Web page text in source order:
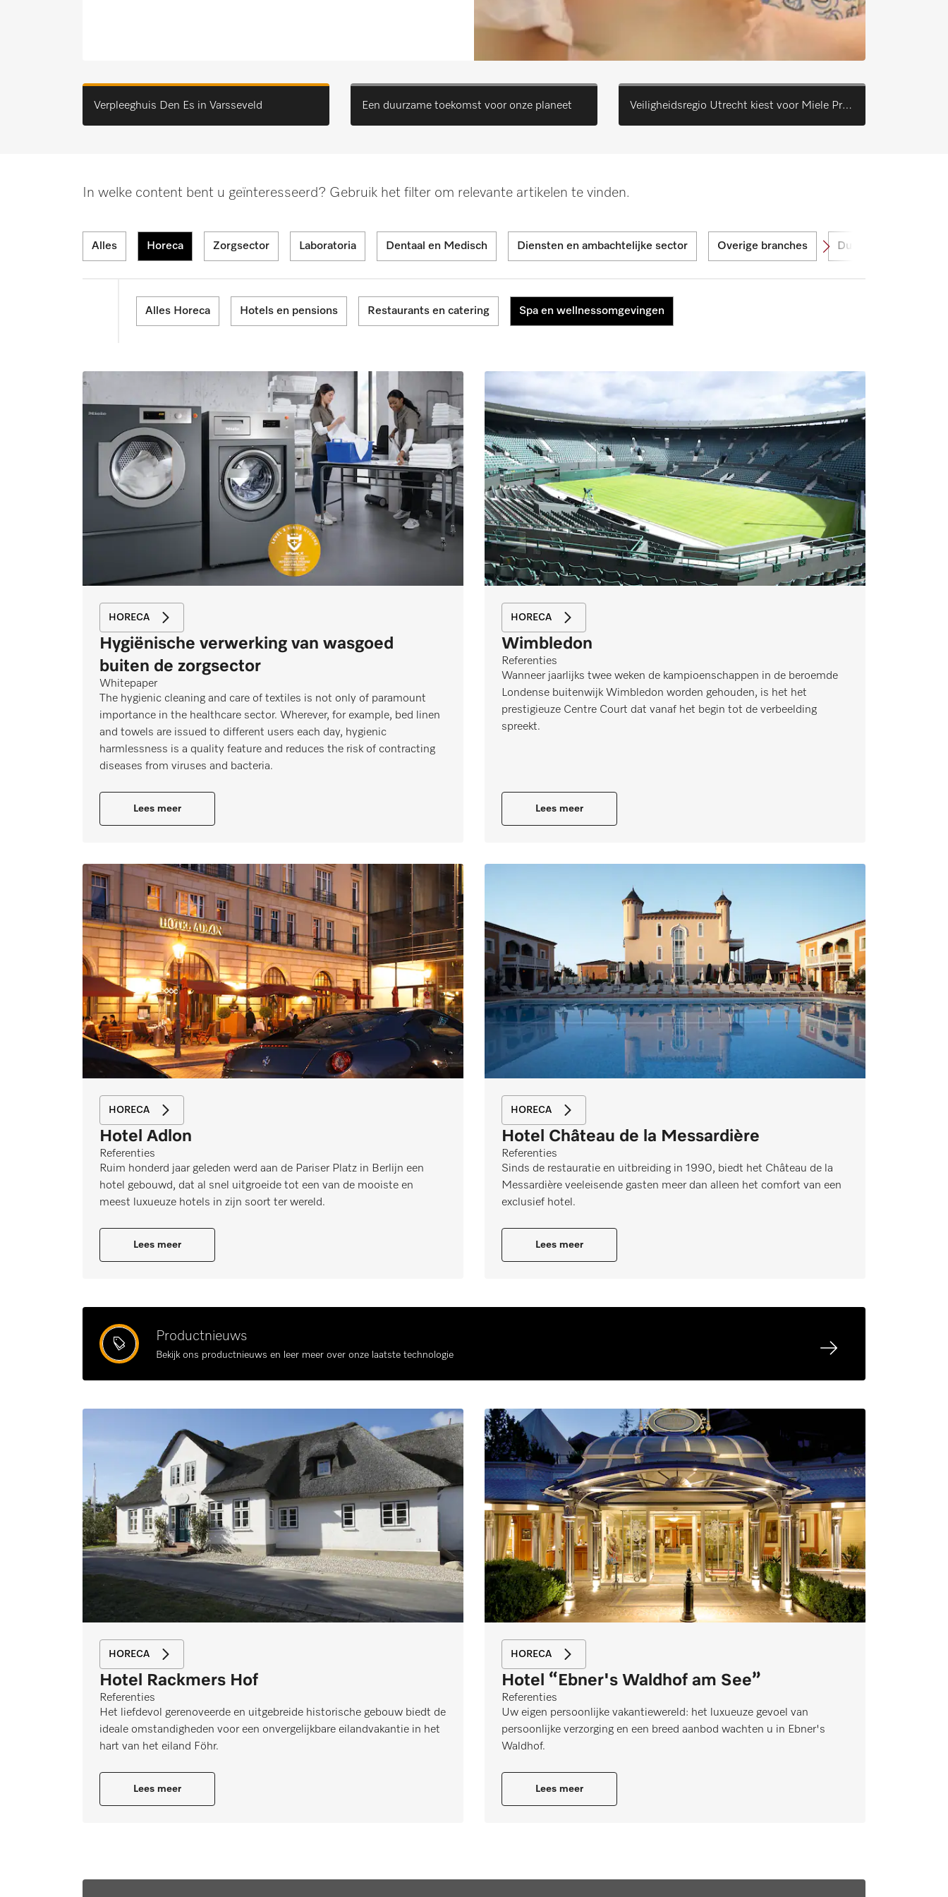
Verpleeghuis Den Es in Varsseveld Een duurzame toekomst voor onze planeet Veiligheidsregio Utrecht kiest voor Miele Professional
In welke content bent u geïnteresseerd? Gebruik het filter om relevante artikelen te vinden.
Alles Horeca Zorgsector Laboratoria Dentaal en Medisch Diensten en ambachtelijke sector Overige branches Duurzaamheid
Alles Horeca Hotels en pensions Restaurants en catering Spa en wellnessomgevingen
HORECA
Hygiënische verwerking van wasgoed
buiten de zorgsector
Whitepaper
The hygienic cleaning and care of textiles is not only of paramount
importance in the healthcare sector. Wherever, for example, bed linen
and towels are issued to different users each day, hygienic
harmlessness is a quality feature and reduces the risk of contracting
diseases from viruses and bacteria.
Lees meer
HORECA
Wimbledon
Referenties
Wanneer jaarlijks twee weken de kampioenschappen in de beroemde
Londense buitenwijk Wimbledon worden gehouden, is het het
prestigieuze Centre Court dat vanaf het begin tot de verbeelding
spreekt.
Lees meer
HORECA
Hotel Adlon
Referenties
Ruim honderd jaar geleden werd aan de Pariser Platz in Berlijn een
hotel gebouwd, dat al snel uitgroeide tot een van de mooiste en
meest luxueuze hotels in zijn soort ter wereld.
Lees meer
HORECA
Hotel Château de la Messardière
Referenties
Sinds de restauratie en uitbreiding in 1990, biedt het Château de la
Messardière veeleisende gasten meer dan alleen het comfort van een
exclusief hotel.
Lees meer
Productnieuws
Bekijk ons productnieuws en leer meer over onze laatste technologie
HORECA
Hotel Rackmers Hof
Referenties
Het liefdevol gerenoveerde en uitgebreide historische gebouw biedt de
ideale omstandigheden voor een onvergelijkbare eilandvakantie in het
hart van het eiland Föhr.
Lees meer
HORECA
Hotel “Ebner's Waldhof am See”
Referenties
Uw eigen persoonlijke vakantiewereld: het luxueuze gevoel van
persoonlijke verzorging en een breed aanbod wachten u in Ebner's
Waldhof.
Lees meer